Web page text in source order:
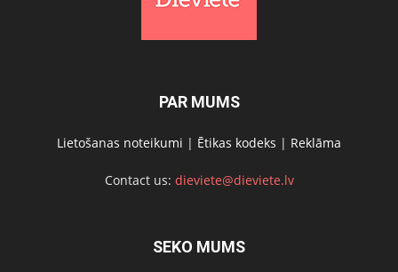
PAR MUMS
Lietošanas noteikumi | Ētikas kodeks | Reklāma
Contact us: dieviete@dieviete.lv
SEKO MUMS